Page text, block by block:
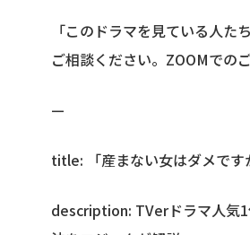
「このドラマを見ている人
ご相談ください。ZOOMでの
—
title: 「産まない女はダメで
description: TVerドラマ人気